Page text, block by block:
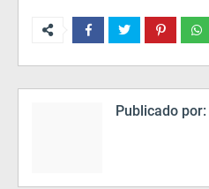
Publicado por: